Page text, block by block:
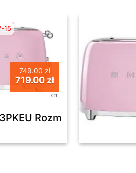
15
749.00 zł
719.00 zł
szt
Rozmrażanie 2000W